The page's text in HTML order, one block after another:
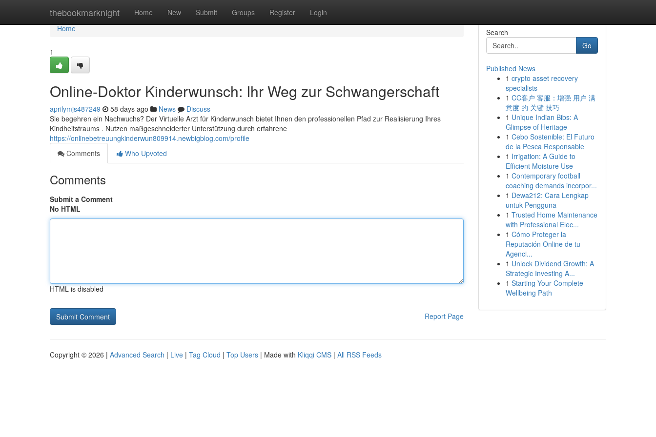
thebookmarknight Home New Submit Groups Register Login
Home
Home
1
Online-Doktor Kinderwunsch: Ihr Weg zur Schwangerschaft
aprilymjs487249 58 days ago News
Discuss
Sie begehren ein Nachwuchs? Der Virtuelle Arzt für Kinderwunsch bietet Ihnen den professionellen Pfad zur Realisierung Ihres
Kindheitstraums . Nutzen maßgeschneiderter Unterstützung durch erfahrene
https://onlinebetreuungkinderwun809914.newbigblog.com/profile
Comments
Who Upvoted
Comments
Submit a Comment
No HTML
HTML is disabled
Report Page
Search
Go
Published News
1 crypto asset recovery
specialists
1 CC客户 客服：增强 用户 满
意度 的 关键 技巧
1 Unique Indian Bibs: A
Glimpse of Heritage
1 Cebo Sostenible: El Futuro
de la Pesca Responsable
1 Irrigation: A Guide to
Efficient Moisture Use
1 Contemporary football
coaching demands incorpor...
1 Dewa212: Cara Lengkap
untuk Pengguna
1 Trusted Home Maintenance
with Professional Elec...
1 Cómo Proteger la
Reputación Online de tu
Agenci...
1 Unlock Dividend Growth: A
Strategic Investing A...
1 Starting Your Complete
Wellbeing Path
Copyright © 2026 | Advanced Search | Live | Tag Cloud | Top Users | Made with Kliqqi CMS | All RSS Feeds